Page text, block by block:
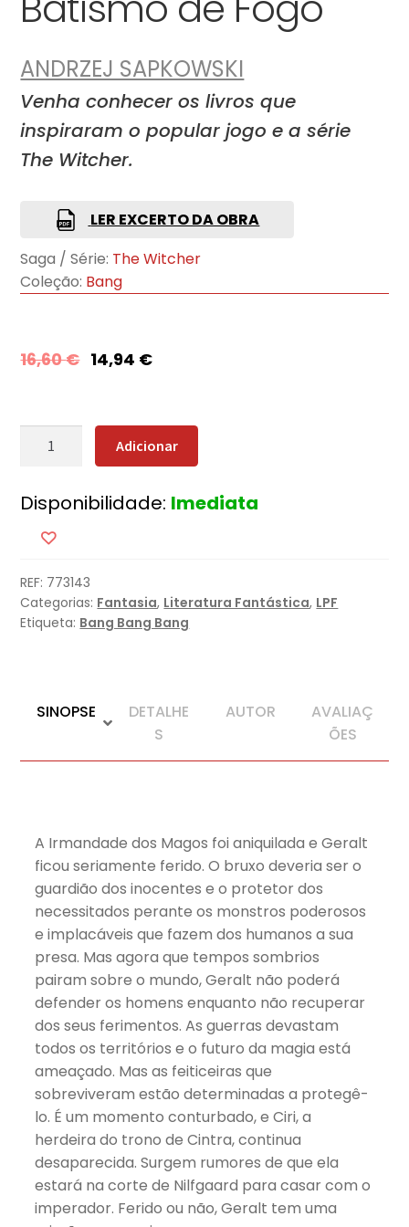
ANDRZEJ SAPKOWSKI
Venha conhecer os livros que
inspiraram o popular jogo e a série
The Witcher.
LER EXCERTO DA OBRA
Saga / Série: The Witcher
Coleção: Bang
16,60€ 14,94 €
Quantidade
de
Fogo
Adicionar
Disponibilidade: Imediata
REF: 773143
Categorias: Fantasia, Literatura Fantástica, LPF
Etiqueta: Bang Bang Bang
SINOPSE
DETALHE
S
AUTOR
AVALIAÇ
ÕES
A Irmandade dos Magos foi aniquilada e Geralt
ficou seriamente ferido. O bruxo deveria ser o
guardião dos inocentes e o protetor dos
necessitados perante os monstros poderosos
e implacáveis que fazem dos humanos a sua
presa. Mas agora que tempos sombrios
pairam sobre o mundo, Geralt não poderá
defender os homens enquanto não recuperar
dos seus ferimentos. As guerras devastam
todos os territórios e o futuro da magia está
ameaçado. Mas as feiticeiras que
sobreviveram estão determinadas a protegê-
lo. É um momento conturbado, e Ciri, a
herdeira do trono de Cintra, continua
desaparecida. Surgem rumores de que ela
estará na corte de Nilfgaard para casar com o
imperador. Ferido ou não, Geralt tem uma